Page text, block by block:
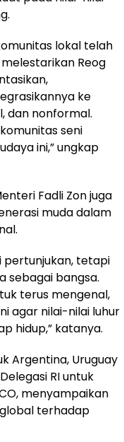
lokal telah
Reog
ke
dan nonformal.
seni
ini,” ungkap
Fadli Zon juga
muda dalam
pertunjukan, tetapi
sebagai bangsa.
terus mengenal,
agar nilai-nilai luhur
hidup,” katanya.
Argentina, Uruguay
RI untuk
menyampaikan
terhadap